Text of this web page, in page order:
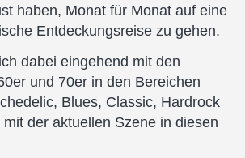
haben, Monat für Monat auf eine
Entdeckungsreise zu gehen.
dabei eingehend mit den
und 70er in den Bereichen
Blues, Classic, Hardrock
der aktuellen Szene in diesen